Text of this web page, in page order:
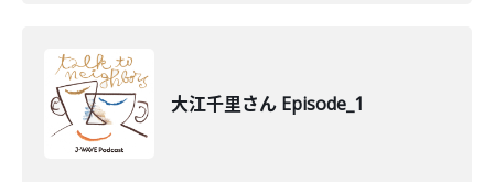
大江千里さん Episode_1